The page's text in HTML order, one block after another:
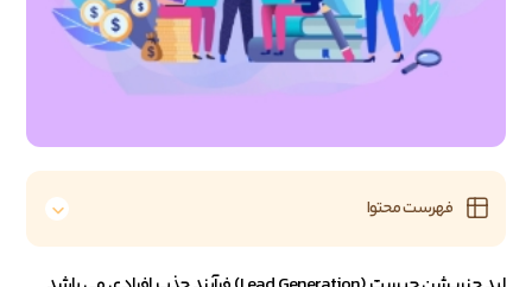
فهرست محتوا